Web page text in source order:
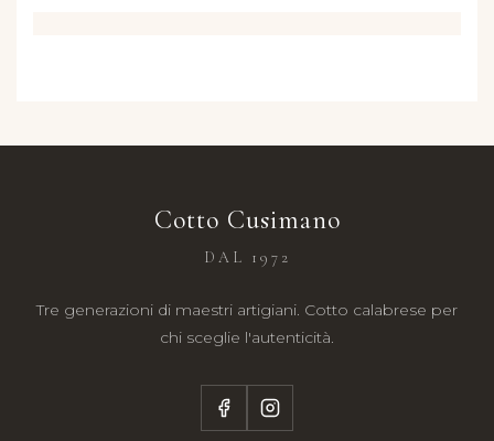
Cotto Cusimano
DAL 1972
Tre generazioni di maestri artigiani. Cotto calabrese per
chi sceglie l'autenticità.